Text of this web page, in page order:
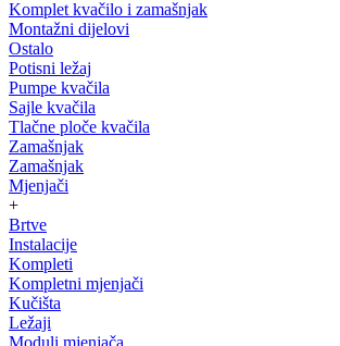
Komplet kvačilo i zamašnjak
Montažni dijelovi
Ostalo
Potisni ležaj
Pumpe kvačila
Sajle kvačila
Tlačne ploče kvačila
Zamašnjak
Zamašnjak
Mjenjači
+
Brtve
Instalacije
Kompleti
Kompletni mjenjači
Kučišta
Ležaji
Moduli mjenjača